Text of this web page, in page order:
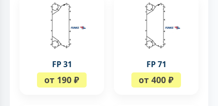
FP 31
от 190 ₽
FP 71
от 400 ₽